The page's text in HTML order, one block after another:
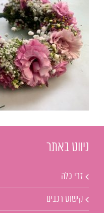
ניווט באתר
זרי כלה
קישוט רכבים